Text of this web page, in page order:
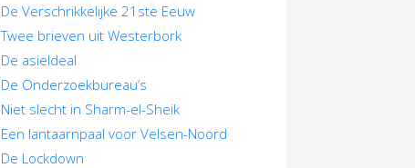
De Verschrikkelijke 21ste Eeuw
Twee brieven uit Westerbork
De asieldeal
De Onderzoekbureau’s
Niet slecht in Sharm-el-Sheik
Een lantaarnpaal voor Velsen-Noord
De Lockdown